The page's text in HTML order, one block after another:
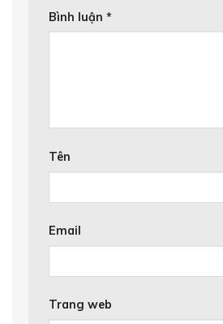
Bình luận *
Tên
Email
Trang web